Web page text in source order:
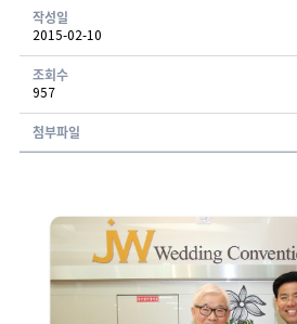
작성일
2015-02-10
조회수
957
첨부파일